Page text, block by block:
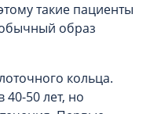
такие пациенты
образ
кольца.
40-50 лет, но